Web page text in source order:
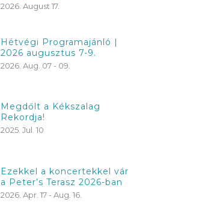
2026. August 17.
Hétvégi Programajánló |
2026 augusztus 7-9.
2026. Aug. 07 - 09.
Megdőlt a Kékszalag
Rekordja!
2025. Jul. 10
Ezekkel a koncertekkel vár
a Peter’s Terasz 2026-ban
2026. Apr. 17 - Aug. 16.